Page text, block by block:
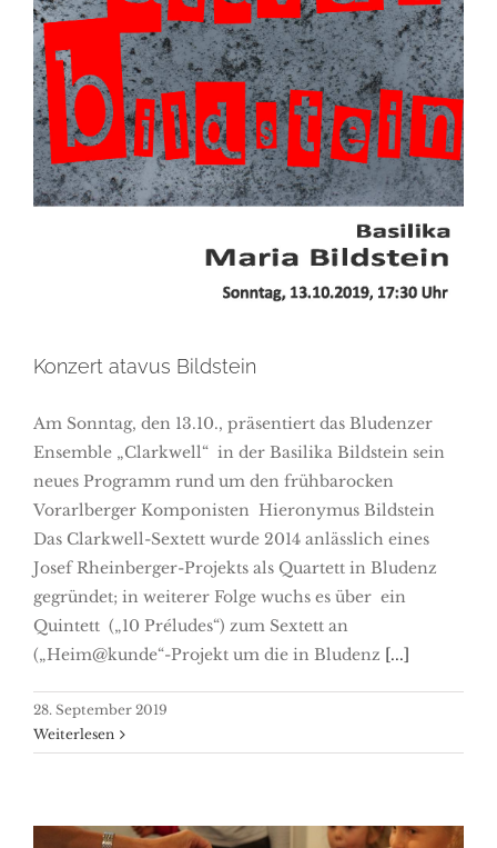
Konzert atavus Bildstein
Konzert atavus Bildstein
Am Sonntag, den 13.10., präsentiert das Bludenzer
Ensemble „Clarkwell“ in der Basilika Bildstein sein
neues Programm rund um den frühbarocken
Vorarlberger Komponisten Hieronymus Bildstein
Das Clarkwell-Sextett wurde 2014 anlässlich eines
Josef Rheinberger-Projekts als Quartett in Bludenz
gegründet; in weiterer Folge wuchs es über ein
Quintett („10 Préludes“) zum Sextett an
(„Heim@kunde“-Projekt um die in Bludenz [...]
28. September 2019
Weiterlesen